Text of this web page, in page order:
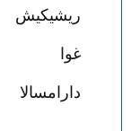
ريشيكيش
غوا
دارامسالا